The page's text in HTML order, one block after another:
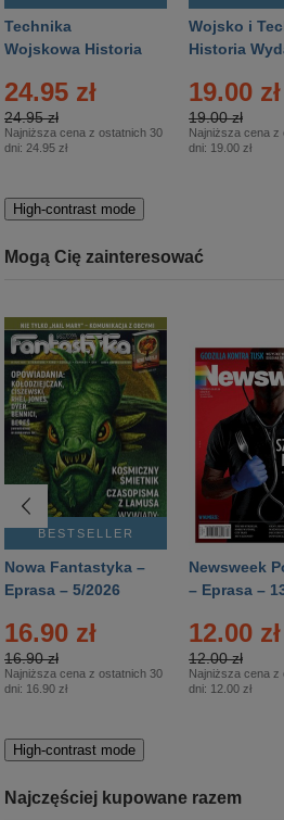
Technika
Wojskowa Historia
24.95 zł
24.95 zł
Najniższa cena z ostatnich 30
dni: 24.95 zł
Wojsko i
Historia
– 2/2026
19.00 zł
19.00 zł
Najniższa cena z
dni: 19.00 zł
High-contrast mode
Mogą Cię zainteresować
BESTSELLER
Nowa Fantastyka –
Eprasa – 5/2026
16.90 zł
16.90 zł
Najniższa cena z ostatnich 30
dni: 16.90 zł
Newsweek
– Eprasa –
12.00 zł
12.00 zł
Najniższa cena z
dni: 12.00 zł
High-contrast mode
Najczęściej kupowane razem